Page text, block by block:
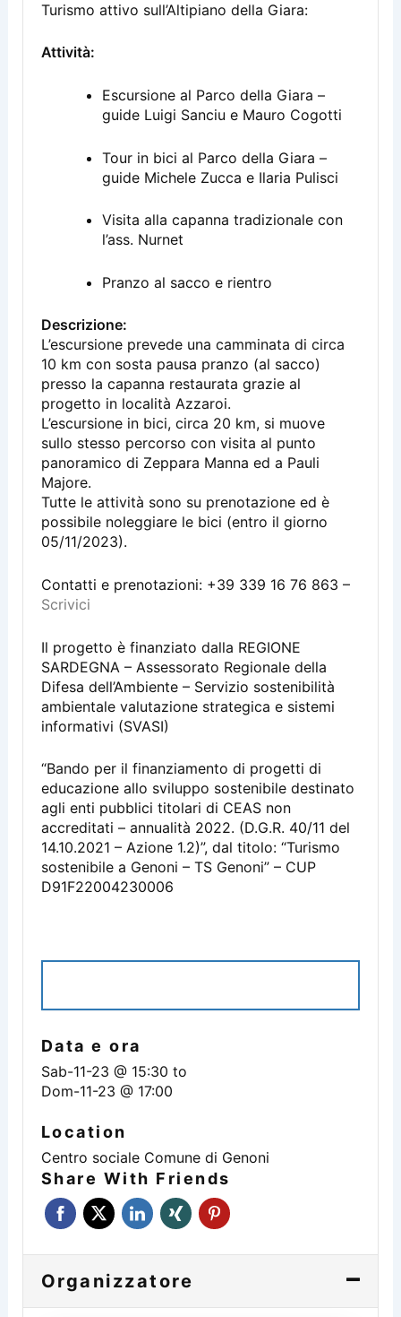
Turismo attivo sull’Altipiano della Giara:
Attività:
Escursione al Parco della Giara –
guide Luigi Sanciu e Mauro Cogotti
Tour in bici al Parco della Giara –
guide Michele Zucca e Ilaria Pulisci
Visita alla capanna tradizionale con
l’ass. Nurnet
Pranzo al sacco e rientro
Descrizione:
L’escursione prevede una camminata di circa
10 km con sosta pausa pranzo (al sacco)
presso la capanna restaurata grazie al
progetto in località Azzaroi.
L’escursione in bici, circa 20 km, si muove
sullo stesso percorso con visita al punto
panoramico di Zeppara Manna ed a Pauli
Majore.
Tutte le attività sono su prenotazione ed è
possibile noleggiare le bici (entro il giorno
05/11/2023).
Contatti e prenotazioni: +39 339 16 76 863 –
Scrivici
Il progetto è finanziato dalla REGIONE
SARDEGNA – Assessorato Regionale della
Difesa dell’Ambiente – Servizio sostenibilità
ambientale valutazione strategica e sistemi
informativi (SVASI)
“Bando per il finanziamento di progetti di
educazione allo sviluppo sostenibile destinato
agli enti pubblici titolari di CEAS non
accreditati – annualità 2022. (D.G.R. 40/11 del
14.10.2021 – Azione 1.2)”, dal titolo: “Turismo
sostenibile a Genoni – TS Genoni” – CUP
D91F22004230006
Data e ora
Sab-11-23 @ 15:30 to
Dom-11-23 @ 17:00
Location
Centro sociale Comune di Genoni
Share With Friends
Organizzatore